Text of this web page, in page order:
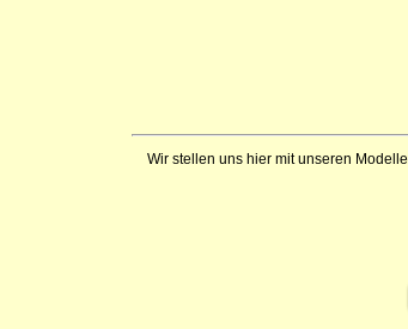
Wir stellen uns hier mit unseren